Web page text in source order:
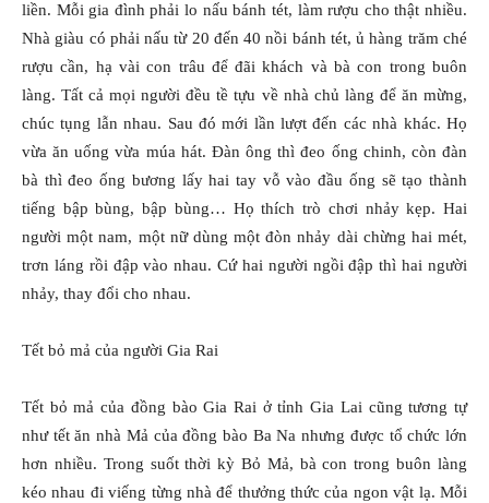
liền. Mỗi gia đình phải lo nấu bánh tét, làm rượu cho thật nhiều.
Nhà giàu có phải nấu từ 20 đến 40 nồi bánh tét, ủ hàng trăm ché
rượu cần, hạ vài con trâu để đãi khách và bà con trong buôn
làng. Tất cả mọi người đều tề tựu về nhà chủ làng để ăn mừng,
chúc tụng lẫn nhau. Sau đó mới lần lượt đến các nhà khác. Họ
vừa ăn uống vừa múa hát. Ðàn ông thì đeo ống chinh, còn đàn
bà thì đeo ống bương lấy hai tay vỗ vào đầu ống sẽ tạo thành
tiếng bập bùng, bập bùng… Họ thích trò chơi nhảy kẹp. Hai
người một nam, một nữ dùng một đòn nhảy dài chừng hai mét,
trơn láng rồi đập vào nhau. Cứ hai người ngồi đập thì hai người
nhảy, thay đổi cho nhau.
Tết bỏ mả của người Gia Rai
Tết bỏ mả của đồng bào Gia Rai ở tỉnh Gia Lai cũng tương tự
như tết ăn nhà Mả của đồng bào Ba Na nhưng được tổ chức lớn
hơn nhiều. Trong suốt thời kỳ Bỏ Mả, bà con trong buôn làng
kéo nhau đi viếng từng nhà để thưởng thức của ngon vật lạ. Mỗi